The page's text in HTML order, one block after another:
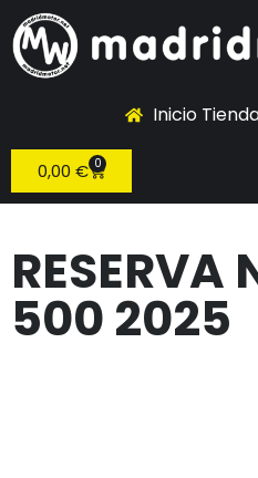
Inicio
0,00 € 0
RESERVA
500 2025